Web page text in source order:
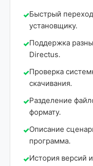
Быстрый
установщику.
Поддержка
Directus.
Проверка
скачивания.
Разделение
формату.
Описание
программа.
История версий